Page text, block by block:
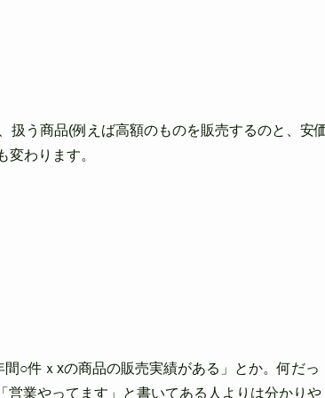
扱う商品(例えば高額のものを販売するのと、安
わります。
○件ｘxの商品の販売実績がある」とか。何だっ
営業やってま す」と書いてある人よりは分かりや